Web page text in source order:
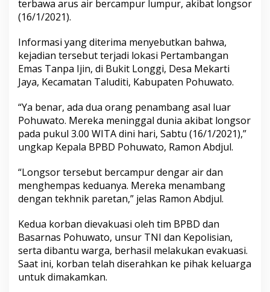
terbawa arus air bercampur lumpur, akibat longsor
(16/1/2021).
Informasi yang diterima menyebutkan bahwa,
kejadian tersebut terjadi lokasi Pertambangan
Emas Tanpa Ijin, di Bukit Longgi, Desa Mekarti
Jaya, Kecamatan Taluditi, Kabupaten Pohuwato.
“Ya benar, ada dua orang penambang asal luar
Pohuwato. Mereka meninggal dunia akibat longsor
pada pukul 3.00 WITA dini hari, Sabtu (16/1/2021),”
ungkap Kepala BPBD Pohuwato, Ramon Abdjul.
“Longsor tersebut bercampur dengar air dan
menghempas keduanya. Mereka menambang
dengan tekhnik paretan,” jelas Ramon Abdjul.
Kedua korban dievakuasi oleh tim BPBD dan
Basarnas Pohuwato, unsur TNI dan Kepolisian,
serta dibantu warga, berhasil melakukan evakuasi.
Saat ini, korban telah diserahkan ke pihak keluarga
untuk dimakamkan.